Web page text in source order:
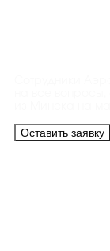
Оставить заявку